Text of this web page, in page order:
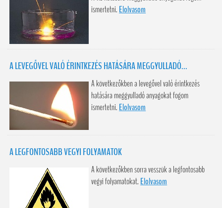
ismertetni. Elolvasom
A LEVEGŐVEL VALÓ ÉRINTKEZÉS HATÁSÁRA MEGGYULLADÓ...
A következőkben a levegővel való érintkezés
hatására meggyulladó anyagokat fogom
ismertetni. Elolvasom
A LEGFONTOSABB VEGYI FOLYAMATOK
A következőkben sorra vesszük a legfontosabb
vegyi folyamatokat. Elolvasom